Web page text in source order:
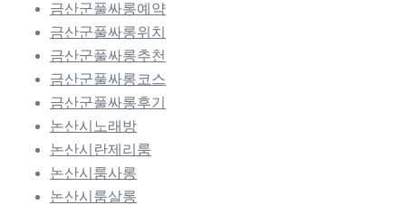
금산군풀싸롱예약
금산군풀싸롱위치
금산군풀싸롱추천
금산군풀싸롱코스
금산군풀싸롱후기
논산시노래방
논산시란제리룸
논산시룸사롱
논산시룸살롱